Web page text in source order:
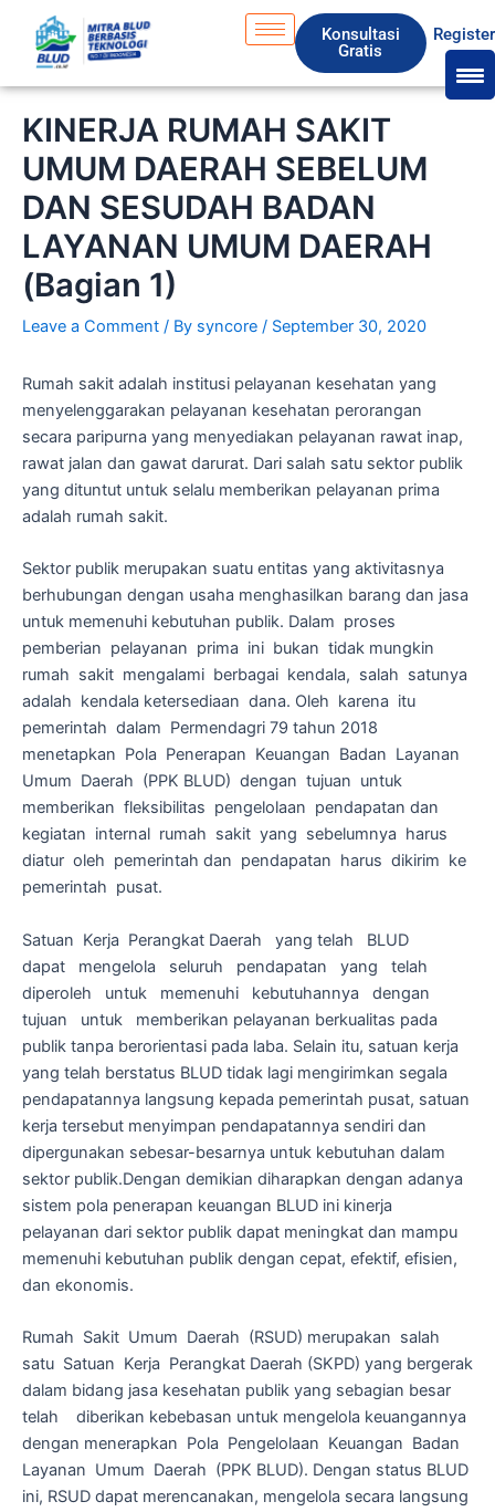
content
Konsultasi
Gratis
Register
KINERJA RUMAH SAKIT
UMUM DAERAH SEBELUM
DAN SESUDAH BADAN
LAYANAN UMUM DAERAH
(Bagian 1)
Leave a Comment / By syncore / September 30, 2020
Rumah sakit adalah institusi pelayanan kesehatan yang
menyelenggarakan pelayanan kesehatan perorangan
secara paripurna yang menyediakan pelayanan rawat inap,
rawat jalan dan gawat darurat. Dari salah satu sektor publik
yang dituntut untuk selalu memberikan pelayanan prima
adalah rumah sakit.
Sektor publik merupakan suatu entitas yang aktivitasnya
berhubungan dengan usaha menghasilkan barang dan jasa
untuk memenuhi kebutuhan publik. Dalam proses
pemberian pelayanan prima ini bukan tidak mungkin
rumah sakit mengalami berbagai kendala, salah satunya
adalah kendala ketersediaan dana. Oleh karena itu
pemerintah dalam Permendagri 79 tahun 2018
menetapkan Pola Penerapan Keuangan Badan Layanan
Umum Daerah (PPK BLUD) dengan tujuan untuk
memberikan fleksibilitas pengelolaan pendapatan dan
kegiatan internal rumah sakit yang sebelumnya harus
diatur oleh pemerintah dan pendapatan harus dikirim ke
pemerintah pusat.
Satuan Kerja Perangkat Daerah yang telah BLUD
dapat mengelola seluruh pendapatan yang telah
diperoleh untuk memenuhi kebutuhannya dengan
tujuan untuk memberikan pelayanan berkualitas pada
publik tanpa berorientasi pada laba. Selain itu, satuan kerja
yang telah berstatus BLUD tidak lagi mengirimkan segala
pendapatannya langsung kepada pemerintah pusat, satuan
kerja tersebut menyimpan pendapatannya sendiri dan
dipergunakan sebesar-besarnya untuk kebutuhan dalam
sektor publik.Dengan demikian diharapkan dengan adanya
sistem pola penerapan keuangan BLUD ini kinerja
pelayanan dari sektor publik dapat meningkat dan mampu
memenuhi kebutuhan publik dengan cepat, efektif, efisien,
dan ekonomis.
Rumah Sakit Umum Daerah (RSUD) merupakan salah
satu Satuan Kerja Perangkat Daerah (SKPD) yang bergerak
dalam bidang jasa kesehatan publik yang sebagian besar
telah diberikan kebebasan untuk mengelola keuangannya
dengan menerapkan Pola Pengelolaan Keuangan Badan
Layanan Umum Daerah (PPK BLUD). Dengan status BLUD
ini, RSUD dapat merencanakan, mengelola secara langsung
c
h